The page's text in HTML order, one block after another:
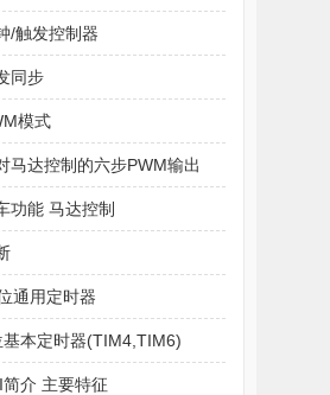
/触发控制器
同步
模式
马达控制的六步PWM输出
功能 马达控制
通用定时器
本定时器(TIM4,TIM6)
介 主要特征